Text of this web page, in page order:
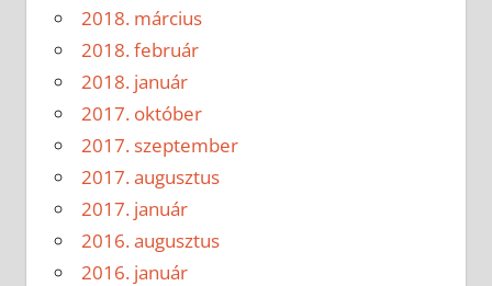
2018. március
2018. február
2018. január
2017. október
2017. szeptember
2017. augusztus
2017. január
2016. augusztus
2016. január